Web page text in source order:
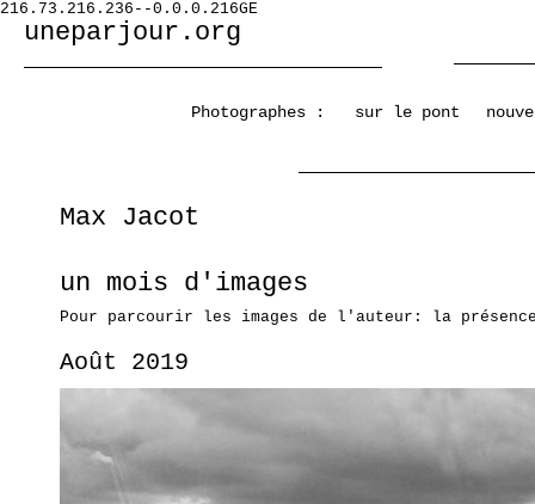
216.73.216.236--0.0.0.216GE
uneparjour.org
Photographes : sur le pont
Max Jacot
un mois d'images
Pour parcourir les images de l'auteur: la
Août 2019